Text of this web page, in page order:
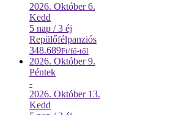
2026. Október 6.
Kedd
5 nap / 3 éj
Repülőfélpanziós
348.689Ft/fő-től
2026. Október 9.
Péntek
-
2026. Október 13.
Kedd